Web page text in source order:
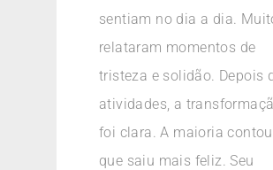
sentiam no dia a dia.
relataram momentos de
tristeza e solidão. Depois
atividades, a
foi clara. A maioria contou
que saiu mais feliz. Seu